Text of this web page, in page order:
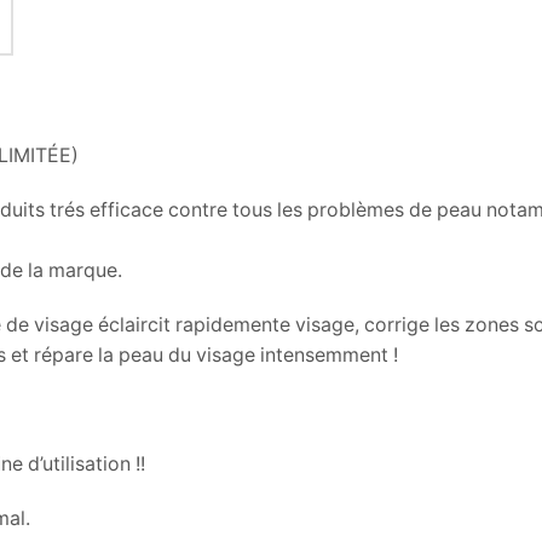
trés efficace contre tous les problèmes de peau
la marque.
visage éclaircit rapidemente visage, corrige les zones
répare la peau du visage intensemment !
d’utilisation !!